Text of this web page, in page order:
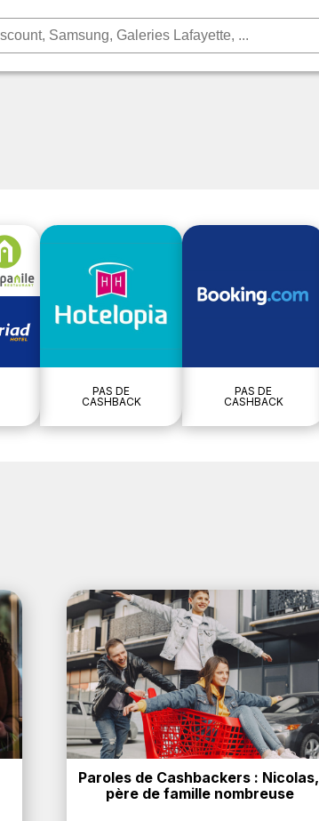
PAS DE
CASHBACK
PAS DE
CASHBACK
Paroles de Cashbackers : Nicolas,
père de famille nombreuse